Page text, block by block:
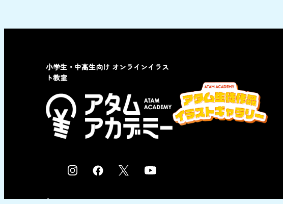
小学生・中高生向け オンラインイラス
ト教室
I
F
Y
© 2023 by ATAM co,Ltd.